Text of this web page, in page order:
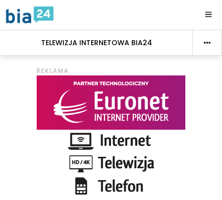
TELEWIZJA INTERNETOWA BIA24